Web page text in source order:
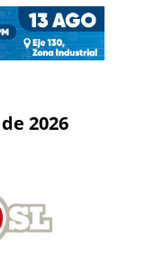
2026